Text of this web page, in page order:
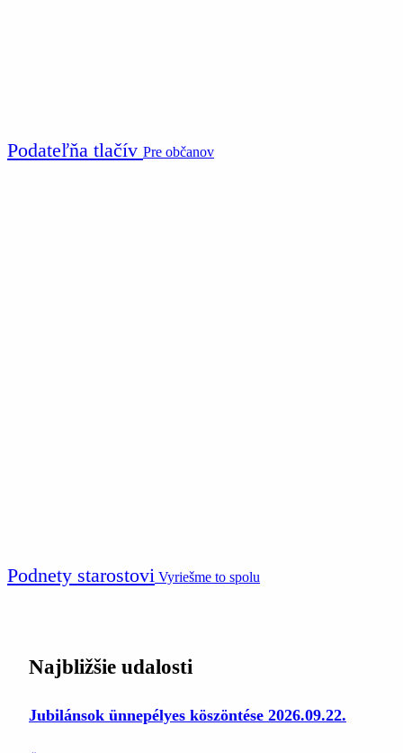
Podateľňa tlačív Pre občanov
Podnety starostovi Vyriešme to spolu
Najbližšie udalosti
Jubilánsok ünnepélyes köszöntése 2026.09.22.